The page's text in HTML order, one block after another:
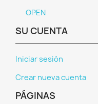
OPEN
SU CUENTA
Iniciar sesión
Crear nueva cuenta
PÁGINAS